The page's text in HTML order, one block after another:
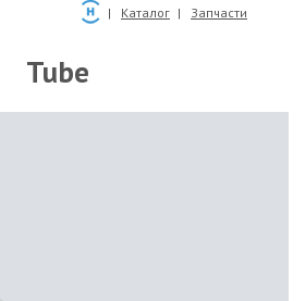
Каталог Запчасти
Tube